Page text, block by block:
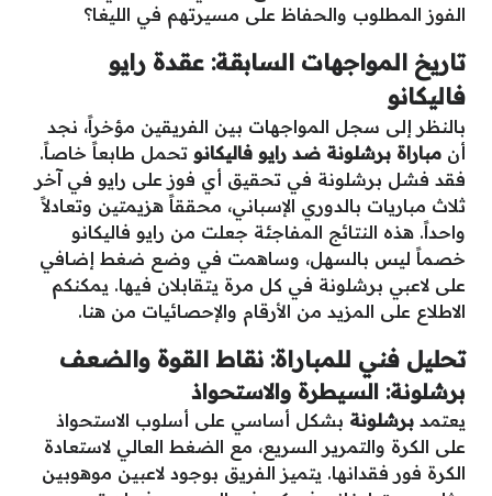
الفوز المطلوب والحفاظ على مسيرتهم في الليغا؟
تاريخ المواجهات السابقة: عقدة رايو
فاليكانو
بالنظر إلى سجل المواجهات بين الفريقين مؤخراً، نجد
أن مباراة برشلونة ضد رايو فاليكانو تحمل طابعاً خاصاً.
فقد فشل برشلونة في تحقيق أي فوز على رايو في آخر
ثلاث مباريات بالدوري الإسباني، محققاً هزيمتين وتعادلاً
واحداً. هذه النتائج المفاجئة جعلت من رايو فاليكانو
خصماً ليس بالسهل، وساهمت في وضع ضغط إضافي
على لاعبي برشلونة في كل مرة يتقابلان فيها. يمكنكم
الاطلاع على المزيد من الأرقام والإحصائيات من هنا.
تحليل فني للمباراة: نقاط القوة والضعف
برشلونة: السيطرة والاستحواذ
يعتمد برشلونة بشكل أساسي على أسلوب الاستحواذ
على الكرة والتمرير السريع، مع الضغط العالي لاستعادة
الكرة فور فقدانها. يتميز الفريق بوجود لاعبين موهوبين